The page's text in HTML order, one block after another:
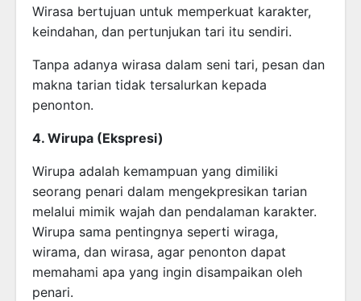
Wirasa bertujuan untuk memperkuat karakter,
keindahan, dan pertunjukan tari itu sendiri.
Tanpa adanya wirasa dalam seni tari, pesan dan
makna tarian tidak tersalurkan kepada
penonton.
4. Wirupa (Ekspresi)
Wirupa adalah kemampuan yang dimiliki
seorang penari dalam mengekpresikan tarian
melalui mimik wajah dan pendalaman karakter.
Wirupa sama pentingnya seperti wiraga,
wirama, dan wirasa, agar penonton dapat
memahami apa yang ingin disampaikan oleh
penari.